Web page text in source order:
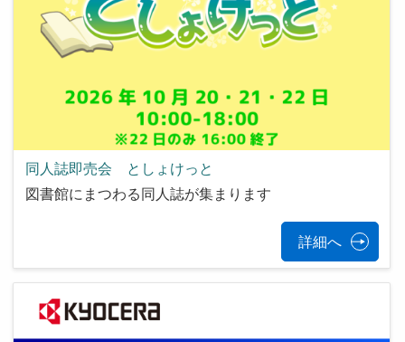
同人誌即売会 としょけっと
図書館にまつわる同人誌が集まります
詳細へ